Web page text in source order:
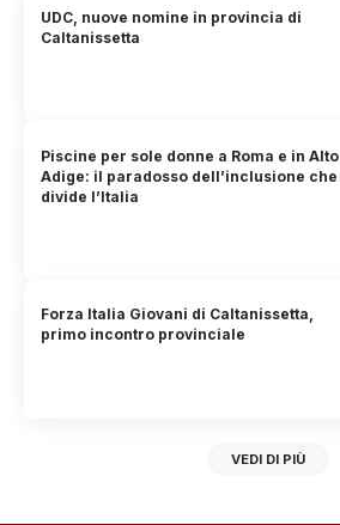
UDC, nuove nomine in provincia di
Caltanissetta
Piscine per sole donne a Roma e in Alto
Adige: il paradosso dell’inclusione che
divide l’Italia
Forza Italia Giovani di Caltanissetta,
primo incontro provinciale
VEDI DI PIÙ